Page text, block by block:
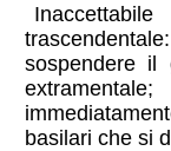
sospendere il
basilari che si